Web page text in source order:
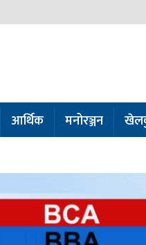
आर्थिक मनोरञ्जन